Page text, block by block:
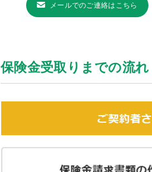
メールでのご連絡はこちら
保険金受取りまでの流れ